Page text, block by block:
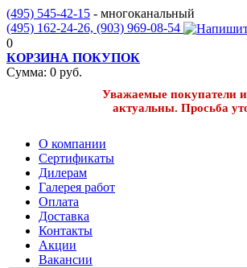
(495) 545-42-15 - многоканальный
(495) 162-24-26, (903) 969-08-54
0
КОРЗИНА ПОКУПОК
Сумма: 0 руб.
Уважаемые покупатели и
актуальны. Просьба
О компании
Сертификаты
Дилерам
Галерея работ
Оплата
Доставка
Контакты
Акции
Вакансии